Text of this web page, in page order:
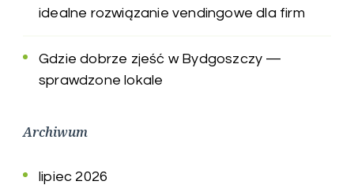
idealne rozwiązanie vendingowe dla firm
Gdzie dobrze zjeść w Bydgoszczy —
sprawdzone lokale
Archiwum
lipiec 2026